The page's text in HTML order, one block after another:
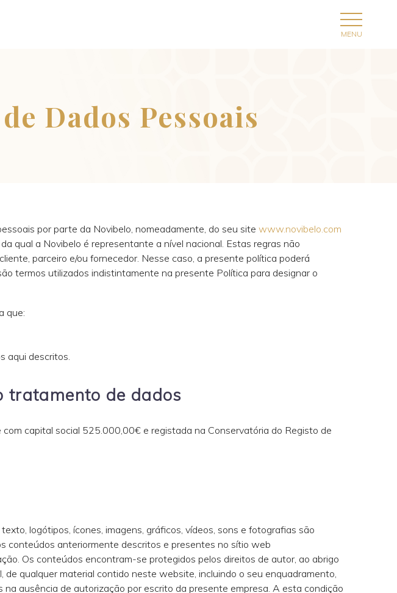
Dados Pessoais
por parte da Novibelo, nomeadamente, do seu site www.novibelo.com
qual a Novibelo é representante a nível nacional. Estas regras não
parceiro e/ou fornecedor. Nesse caso, a presente política poderá
termos utilizados indistintamente na presente Política para designar o
que:
aqui descritos.
tratamento de dados
capital social 525.000,00€ e registada na Conservatória do Registo de
logótipos, ícones, imagens, gráficos, vídeos, sons e fotografias são
conteúdos anteriormente descritos e presentes no sítio web
Os conteúdos encontram-se protegidos pelos direitos de autor, ao abrigo
qualquer material contido neste website, incluindo o seu enquadramento,
ausência de autorização por escrito da presente empresa. A esta condição